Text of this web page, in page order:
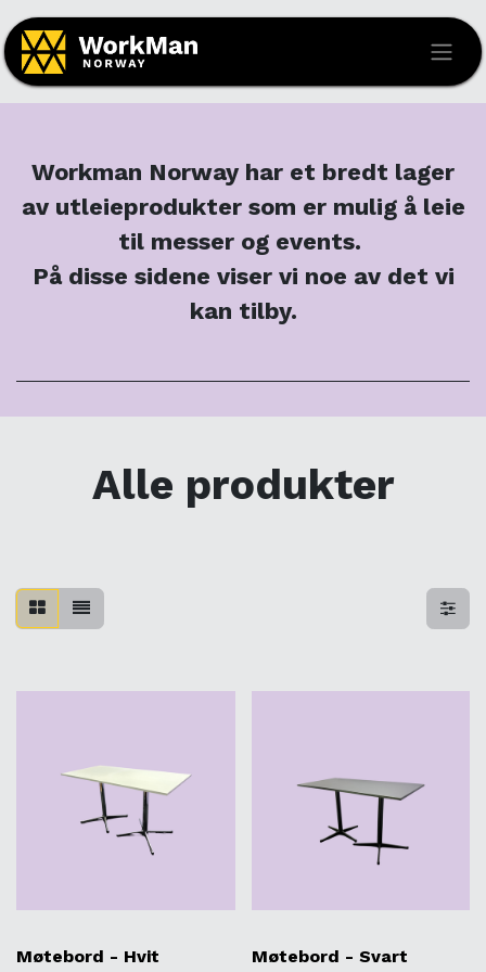
Workman Norway har et bredt lager
av utleieprodukter som er mulig å leie
til messer og events.
På disse sidene viser vi noe av det vi
kan tilby.
Alle produkter
Møtebord - Hvit Møtebord - Svart